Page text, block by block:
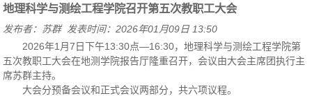
地理科学与测绘工程学院召开第五次教职工大会
发布者：苏群 发表时间：2026年01月09日 13:50
2026年1月7日下午13:30点—16:30，地理科学与测绘工程学院第
五次教职工大会在地测学院报告厅隆重召开，会议由大会主席团执行主
席苏群主持。
大会分预备会议和正式会议两部分，共六项议程。